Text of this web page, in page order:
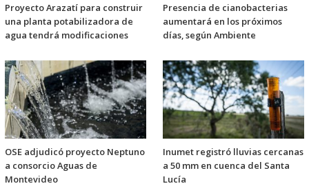
Proyecto Arazatí para construir
una planta potabilizadora de
agua tendrá modificaciones
Presencia de cianobacterias
aumentará en los próximos
días, según Ambiente
OSE adjudicó proyecto Neptuno
a consorcio Aguas de
Montevideo
Inumet registró lluvias cercanas
a 50 mm en cuenca del Santa
Lucía